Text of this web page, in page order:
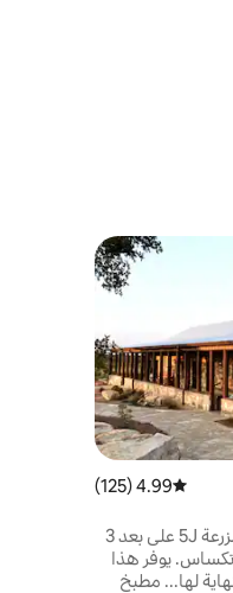
متوسط التقييم 4.99 من 5، 125 مراجعات
4.99 (125)
يقع Dolomite Lodge في مزرعة 5J على بعد 3
1/2 ميل فقط من سان سابا، تكساس. يوفر هذا
لها... مطبخ